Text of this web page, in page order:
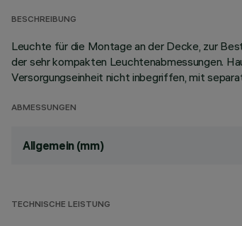
BESCHREIBUNG
Leuchte für die Montage an der Decke, zur
der sehr kompakten Leuchtenabmessungen.
Versorgungseinheit nicht inbegriffen, mit
ABMESSUNGEN
Allgemein (mm)
TECHNISCHE LEISTUNG